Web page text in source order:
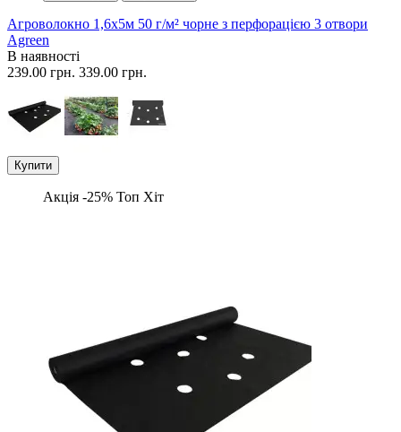
Агроволокно 1,6х5м 50 г/м² чорне з перфорацією 3 отвори
Agreen
В наявності
239.00 грн. 339.00 грн.
Купити
Акція -25% Топ Хіт